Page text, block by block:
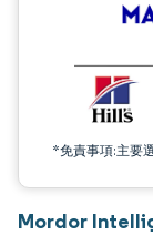
*免責事項:主要
Mordor